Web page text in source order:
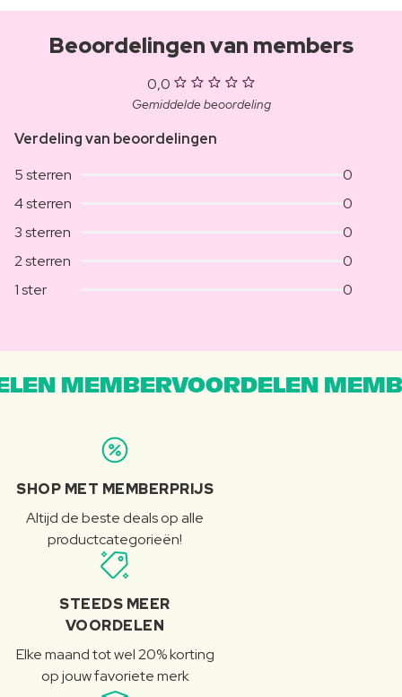
Beoordelingen van members
0,0
Gemiddelde beoordeling
Verdeling van beoordelingen
5 sterren
0
4 sterren
0
3 sterren
0
2 sterren
0
1 ster
0
MEMBERVOORDELEN
SHOP MET MEMBERPRIJS
Altijd de beste deals op alle
productcategorieën!
STEEDS MEER
VOORDELEN
Elke maand tot wel 20% korting
op jouw favoriete merk